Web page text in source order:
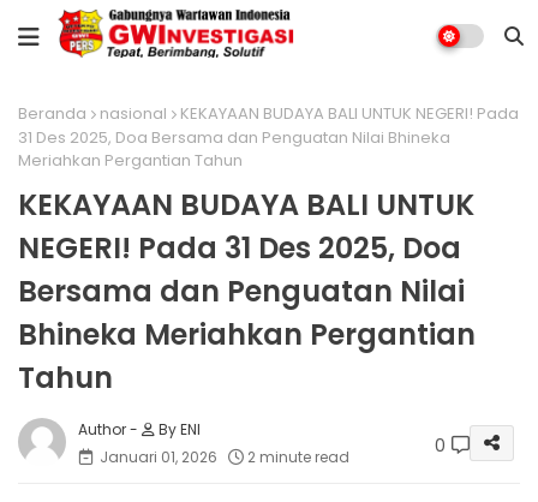
Beranda nasional
KEKAYAAN BUDAYA BALI UNTUK NEGERI! Pada
31 Des 2025, Doa Bersama dan Penguatan Nilai Bhineka
Meriahkan Pergantian Tahun
KEKAYAAN BUDAYA BALI UNTUK
NEGERI! Pada 31 Des 2025, Doa
Bersama dan Penguatan Nilai
Bhineka Meriahkan Pergantian
Tahun
By ENI
Januari 01, 2026
2 minute read 0